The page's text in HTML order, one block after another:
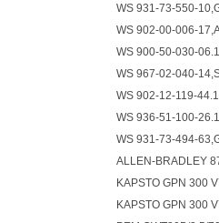
WS 931-73-550-
WS 902-00-006-
WS 900-50-030-
WS 967-02-040-
WS 902-12-119-
WS 936-51-100-
WS 931-73-494-
ALLEN-BRADLEY
KAPSTO GPN 300
KAPSTO GPN 300